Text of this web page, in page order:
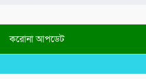
করোনা আপডেট